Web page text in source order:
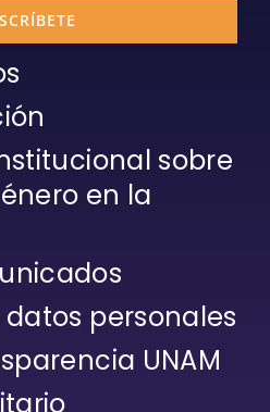
sobre
en la
personales
UNAM